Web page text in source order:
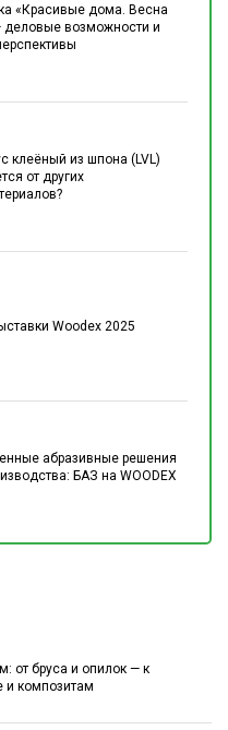
«Красивые дома. Весна
деловые возможности и
клеёный из шпона (LVL)
от других
Woodex 2025
абразивные решения
БАЗ на WOODEX
от бруса и опилок — к
и композитам